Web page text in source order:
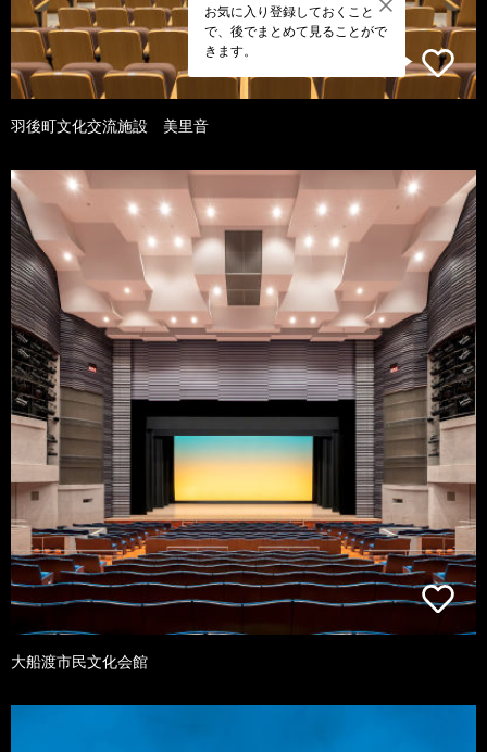
お気に入り登録しておくこと
で、後でまとめて見ることがで
きます。
羽後町文化交流施設 美里音
大船渡市民文化会館